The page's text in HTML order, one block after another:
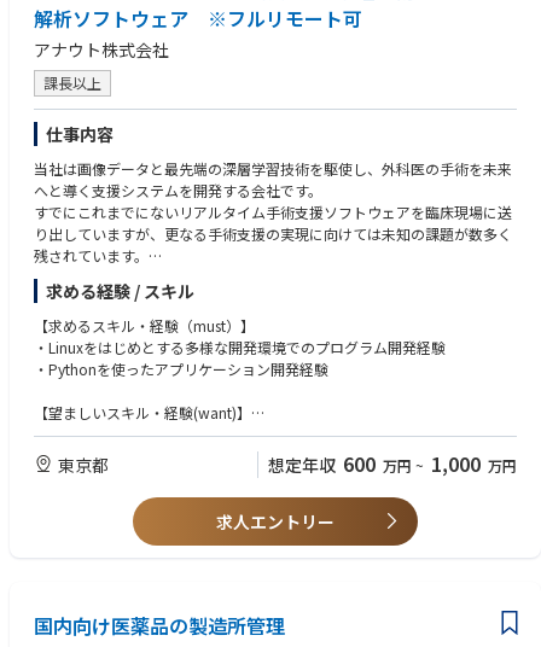
・実施計画・スケジュール・進捗・症例登録の管理
・倫理審査委員会対応、研究関連文書（研究計画書・説明同意文書・各種
手順書等）の整備・管理
・CROのコントロール、管理
【業務の魅力】
・研究責任者、KOLと直接議論しながら計画をつくり上げる、臨床開発の
中枢に近いポジションです。
・自身が携わった臨床研究が、製品の価値証明や薬事申請・保険収載に直
結する手応えを得られます
・臨床知見とプロジェクトマネジメントの両方を磨ける、希少なキャリア
を築けます
る環境です
・研究責任者、KOLと対等に議論しながら計画を前に進められる方
・医療機関、CROなど社外関係者と円滑に調整できる方
・曖昧な状況でも自ら課題を整理し、自律的に推進できる方
・自分で物事を推進する意欲がある方
解析ソフトウェア ※フルリモート可
アナウト株式会社
課長以上
仕事内容
当社は画像データと最先端の深層学習技術を駆使し、外科医の手術を未来
へと導く支援システムを開発する会社です。
すでにこれまでにないリアルタイム手術支援ソフトウェアを臨床現場に送
り出していますが、更なる手術支援の実現に向けては未知の課題が数多く
残されています。
本ポジションは、事業フェーズの進展に伴い、AIリサーチャー・AIエンジ
ニアが生み出した研究成果を実際の医療機器ソフトウェア製品へ落とし込
む、製品開発・実装・評価を担うソフトウェアエンジニアを募集します。
【業務内容】
・日本向け医療機器ソフトウェア製品の機能拡張）
・海外向け医療機器ソフトウェアの横展開、各市場に応じた改修の実装
・医療機器メーカープロダクトと当社製品とのインテグレーション実装
・あらかじめ定められた設計ポリシー、システムアーキテクチャに基づく
コンポーネントの実装
・実装物の動作検証、テスト、品質評価
求める経験 / スキル
【求めるスキル・経験（must）】
・Linuxをはじめとする多様な開発環境でのプログラム開発経験
・Pythonを使ったアプリケーション開発経験
【望ましいスキル・経験(want)】
・共通：映像処理実装経験
・他言語：C++実装経験（Modern C++実装経験があるとなお歓迎）
・GUI系：Kivy・Qt（PyQt）によるGUI実装経験、OpenCV, OpenGLによ
る映像処理実装経験
・映像系：キャプチャボード-GPU周りのドライバ実装経験、映像処理の
チューニング経験
【求める人物像】
東京都 想定年収 600 万円 ~ 1,000 万円
求人エントリー
国内向け医薬品の製造所管理